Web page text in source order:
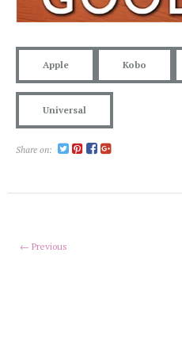
Apple Kobo
Universal
Share on:
← Previous